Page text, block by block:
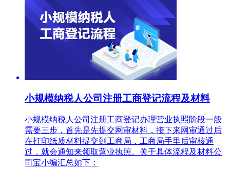
小规模纳税人公司注册工商登记流程及材料
小规模纳税人公司注册工商登记办理营业执照阶段一般
需要三步，首先是先提交网审材料，接下来网审通过后
在打印纸质材料提交到工商局，工商局手里后审核通
过，就会通知来领取营业执照。关于具体流程及材料公
司宝小编汇总如下：